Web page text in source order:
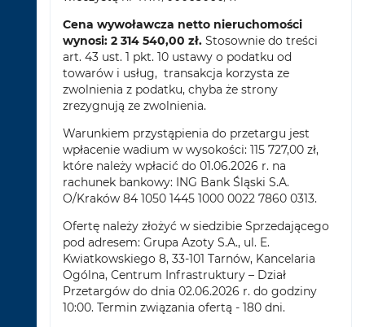
Cena wywoławcza netto nieruchomości
wynosi: 2 314 540,00 zł.Stosownie do treści
art. 43 ust. 1 pkt. 10 ustawy o podatku od
towarów i usług, transakcja korzysta ze
zwolnienia z podatku, chyba że strony
zrezygnują ze zwolnienia.
Warunkiem przystąpienia do przetargu jest
wpłacenie wadium w wysokości: 115 727,00 zł,
które należy wpłacić do 01.06.2026 r. na
rachunek bankowy: ING Bank Śląski S.A.
O/Kraków 84 1050 1445 1000 0022 7860 0313.
Ofertę należy złożyć w siedzibie Sprzedającego
pod adresem: Grupa Azoty S.A., ul. E.
Kwiatkowskiego 8, 33-101 Tarnów, Kancelaria
Ogólna, Centrum Infrastruktury – Dział
Przetargów do dnia 02.06.2026 r. do godziny
10:00. Termin związania ofertą - 180 dni.